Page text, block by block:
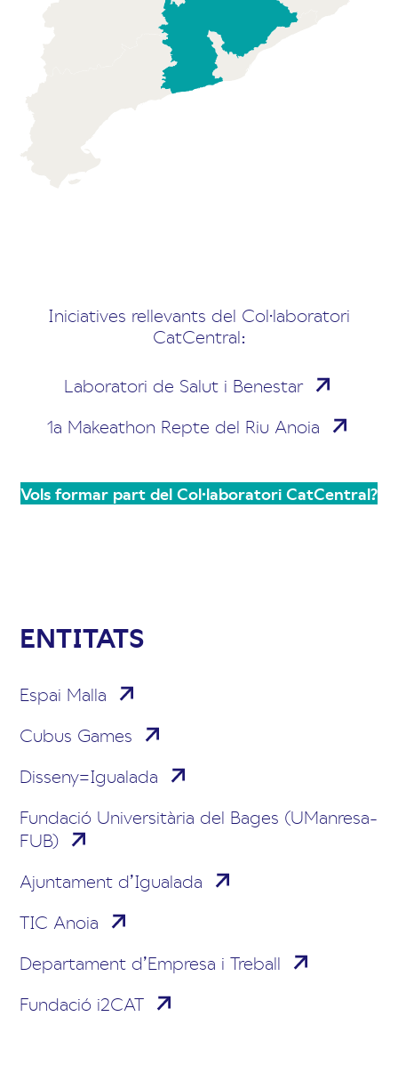
Iniciatives rellevants del Col·laboratori
CatCentral:
Laboratori de Salut i Benestar
1a Makeathon Repte del Riu Anoia
Vols formar part del Col·laboratori CatCentral?
ENTITATS
Espai Malla
Cubus Games
Disseny=Igualada
Fundació Universitària del Bages (UManresa-
FUB)
Ajuntament d’Igualada
TIC Anoia
Departament d’Empresa i Treball
Fundació i2CAT